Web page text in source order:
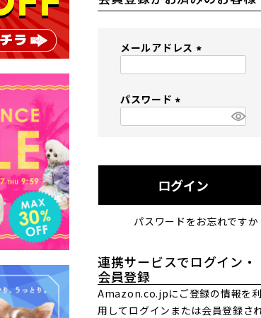
メールアドレス
パスワード
)
ログイン
パスワードをお忘れですか
連携サービスでログイン・
会員登録
Amazon.co.jpにご登録の情報を利
用してログインまたは会員登録さ